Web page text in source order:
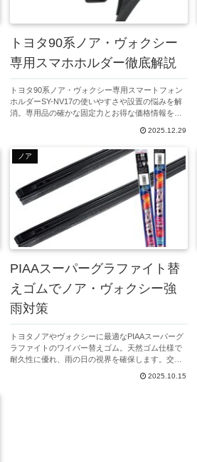
トヨタ90系ノア・ヴォクシー
専用スマホホルダー徹底解説
トヨタ90系ノア・ヴォクシー専用スマートフォン
ホルダーSY-NV17の使いやすさや設置の悩みを解
消。専用品の確かな固定力とお得な価格情報をも
2025.12.29
ノア
PIAAスーパーグラファイト替
えゴムでノア・ヴォクシー強
雨対策
トヨタノアやヴォクシーに最適なPIAAスーパーグ
ラファイトのワイパー替えゴム。天然ゴム仕様で
耐久性に優れ、雨の日の視界を確保します。交換
2025.10.15